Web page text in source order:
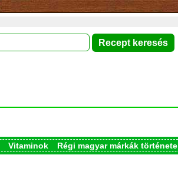
Vitaminok
Régi magyar márkák története